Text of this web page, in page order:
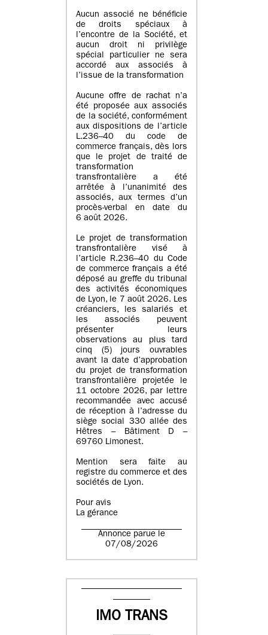
Aucun associé ne bénéficie
de droits spéciaux à
l’encontre de la Société, et
aucun droit ni privilège
spécial particulier ne sera
accordé aux associés à
l’issue de la transformation
Aucune offre de rachat n’a
été proposée aux associés
de la société, conformément
aux dispositions de l’article
L.236–40 du code de
commerce français, dès lors
que le projet de traité de
transformation
transfrontalière a été
arrêtée à l’unanimité des
associés, aux termes d’un
procès-verbal en date du
6 août 2026.
Le projet de transformation
transfrontalière visé à
l’article R.236–40 du Code
de commerce français a été
déposé au greffe du tribunal
des activités économiques
de Lyon, le 7 août 2026. Les
créanciers, les salariés et
les associés peuvent
présenter leurs
observations au plus tard
cinq (5) jours ouvrables
avant la date d’approbation
du projet de transformation
transfrontalière projetée le
11 octobre 2026, par lettre
recommandée avec accusé
de réception à l’adresse du
siège social 330 allée des
Hêtres – Bâtiment D –
69760 Limonest.
Mention sera faite au
registre du commerce et des
sociétés de Lyon.
Pour avis
La gérance
Annonce parue le
07/08/2026
IMO TRANS